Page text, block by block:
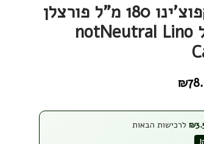
ספל קפה קפוצ'ינו 180 מ"ל פורצלן
נוט-ניוטרל notNeutral Lino
₪
₪ לרכישות הבאות